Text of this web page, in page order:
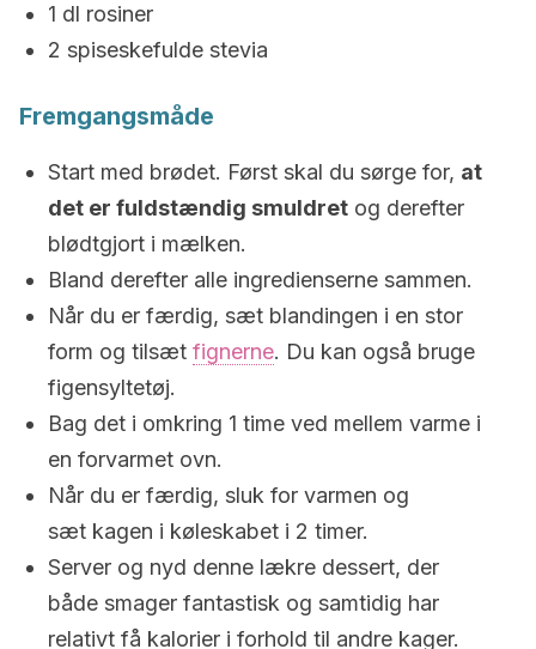
1 dl rosiner
2 spiseskefulde stevia
Fremgangsmåde
Start med brødet. Først skal du sørge for, at
det er fuldstændig smuldret og derefter
blødtgjort i mælken.
Bland derefter alle ingredienserne sammen.
Når du er færdig, sæt blandingen i en stor
form og tilsæt fignerne. Du kan også bruge
figensyltetøj.
Bag det i omkring 1 time ved mellem varme i
en forvarmet ovn.
Når du er færdig, sluk for varmen og
sæt kagen i køleskabet i 2 timer.
Server og nyd denne lækre dessert, der
både smager fantastisk og samtidig har
relativt få kalorier i forhold til andre kager.